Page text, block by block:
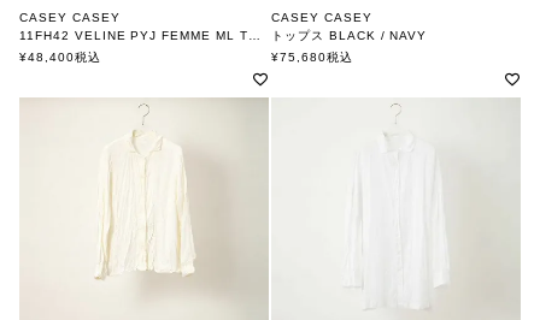
CASEY CASEY
11FH42 VELINE PYJ FEMME ML TOP BLUE
ケーシーケーシー
¥48,400税込
CASEY CASEY
トップス BLACK / NAVY
ケーシーケーシー
¥75,680税込